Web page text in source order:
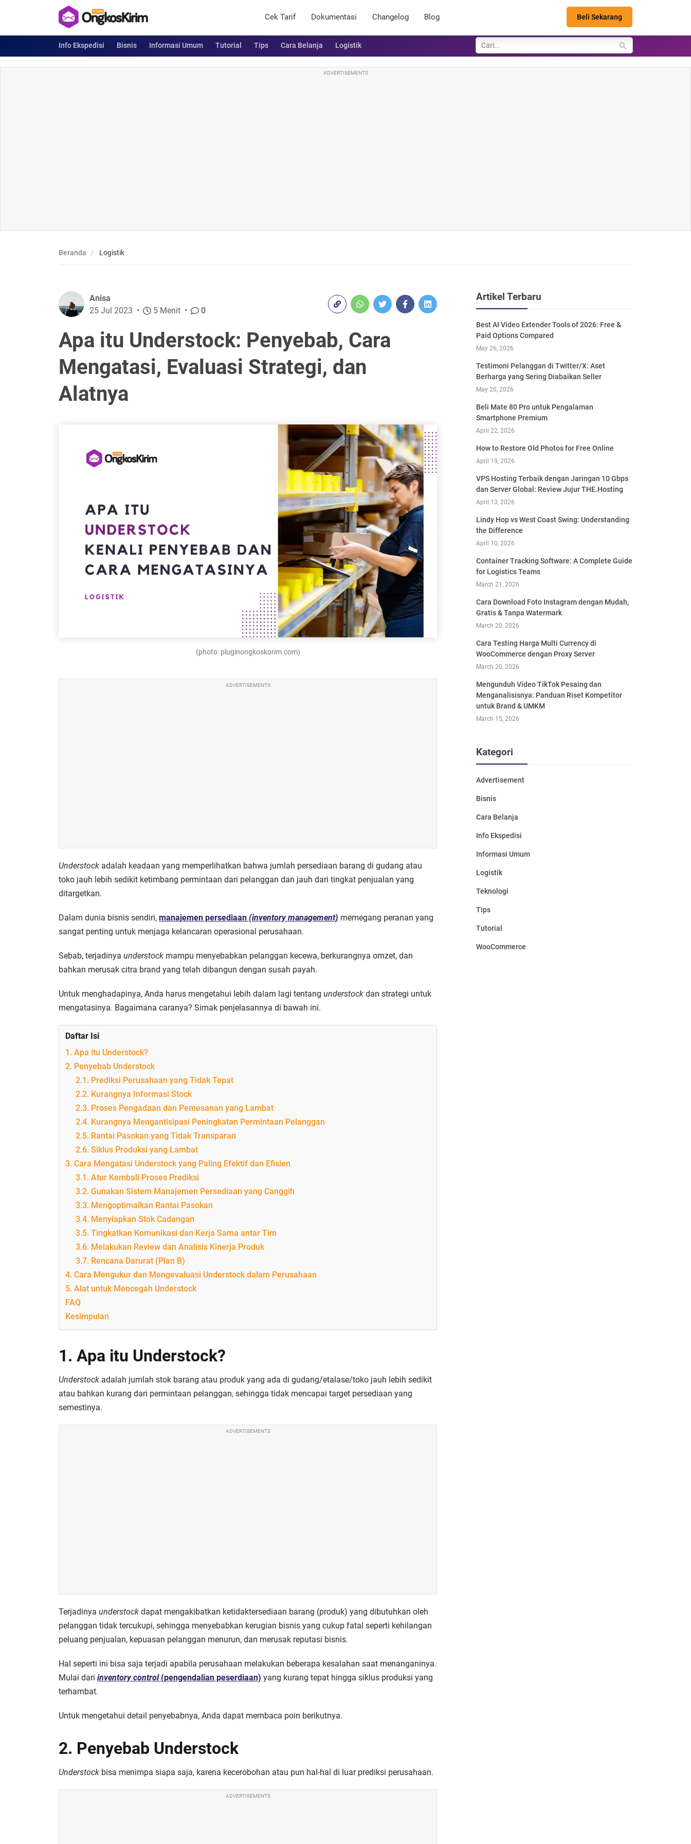
Cek Tarif Dokumentasi Changelog Blog Beli Sekarang
Info Ekspedisi Bisnis Informasi Umum Tutorial Tips Cara Belanja Logistik
ADVERTISEMENTS
Beranda Logistik
Apa itu Understock: Penyebab, Cara
Mengatasi, Evaluasi Strategi, dan
Alatnya
Anisa
25 Jul 2023
5 Menit 0
(photo: pluginongkoskorim.com)
ADVERTISEMENTS
Understock adalah keadaan yang memperlihatkan bahwa jumlah persediaan barang di gudang atau
toko jauh lebih sedikit ketimbang permintaan dari pelanggan dan jauh dari tingkat penjualan yang
ditargetkan.
Dalam dunia bisnis sendiri, manajemen persediaan (inventory management) memegang peranan yang
sangat penting untuk menjaga kelancaran operasional perusahaan.
Sebab, terjadinya understock mampu menyebabkan pelanggan kecewa, berkurangnya omzet, dan
bahkan merusak citra brand yang telah dibangun dengan susah payah.
Untuk menghadapinya, Anda harus mengetahui lebih dalam lagi tentang understock dan strategi untuk
mengatasinya. Bagaimana caranya? Simak penjelasannya di bawah ini.
Daftar Isi
1. Apa itu Understock?
2. Penyebab Understock
2.1. Prediksi Perusahaan yang Tidak Tepat
2.2. Kurangnya Informasi Stock
2.3. Proses Pengadaan dan Pemesanan yang Lambat
2.4. Kurangnya Mengantisipasi Peningkatan Permintaan Pelanggan
2.5. Rantai Pasokan yang Tidak Transparan
2.6. Siklus Produksi yang Lambat
3. Cara Mengatasi Understock yang Paling Efektif dan Efisien
3.1. Atur Kembali Proses Prediksi
3.2. Gunakan Sistem Manajemen Persediaan yang Canggih
3.3. Mengoptimalkan Rantai Pasokan
3.4. Menyiapkan Stok Cadangan
3.5. Tingkatkan Komunikasi dan Kerja Sama antar Tim
3.6. Melakukan Review dan Analisis Kinerja Produk
3.7. Rencana Darurat (Plan B)
4. Cara Mengukur dan Mengevaluasi Understock dalam Perusahaan
5. Alat untuk Mencegah Understock
FAQ
Kesimpulan
1. Apa itu Understock?
Understock adalah jumlah stok barang atau produk yang ada di gudang/etalase/toko jauh lebih sedikit
atau bahkan kurang dari permintaan pelanggan, sehingga tidak mencapai target persediaan yang
semestinya.
ADVERTISEMENTS
Terjadinya understock dapat mengakibatkan ketidaktersediaan barang (produk) yang dibutuhkan oleh
pelanggan tidak tercukupi, sehingga menyebabkan kerugian bisnis yang cukup fatal seperti kehilangan
peluang penjualan, kepuasan pelanggan menurun, dan merusak reputasi bisnis.
Hal seperti ini bisa saja terjadi apabila perusahaan melakukan beberapa kesalahan saat menanganinya.
Mulai dari inventory control(pengendalian peserdiaan) yang kurang tepat hingga siklus produksi yang
terhambat.
Untuk mengetahui detail penyebabnya, Anda dapat membaca poin berikutnya.
2. Penyebab Understock
Understock bisa menimpa siapa saja, karena kecerobohan atau pun hal-hal di luar prediksi perusahaan.
ADVERTISEMENTS
Artikel Terbaru
Best AI Video Extender Tools of 2026: Free &
Paid Options Compared
May 26, 2026
Testimoni Pelanggan di Twitter/X: Aset
Berharga yang Sering Diabaikan Seller
May 20, 2026
Beli Mate 80 Pro untuk Pengalaman
Smartphone Premium
April 22, 2026
How to Restore Old Photos for Free Online
April 19, 2026
VPS Hosting Terbaik dengan Jaringan 10 Gbps
dan Server Global: Review Jujur THE.Hosting
April 13, 2026
Lindy Hop vs West Coast Swing: Understanding
the Difference
April 10, 2026
Container Tracking Software: A Complete Guide
for Logistics Teams
March 21, 2026
Cara Download Foto Instagram dengan Mudah,
Gratis & Tanpa Watermark
March 20, 2026
Cara Testing Harga Multi Currency di
WooCommerce dengan Proxy Server
March 20, 2026
Mengunduh Video TikTok Pesaing dan
Menganalisisnya: Panduan Riset Kompetitor
untuk Brand & UMKM
March 15, 2026
Kategori
Advertisement
Bisnis
Cara Belanja
Info Ekspedisi
Informasi Umum
Logistik
Teknologi
Tips
Tutorial
WooCommerce